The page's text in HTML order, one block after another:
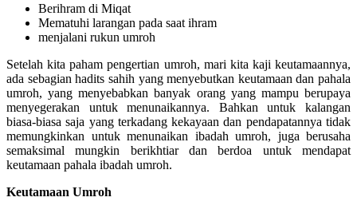
Berihram di Miqat
Mematuhi larangan pada saat ihram
menjalani rukun umroh
Setelah kita paham pengertian umroh, mari kita kaji keutamaannya,
ada sebagian hadits sahih yang menyebutkan keutamaan dan pahala
umroh, yang menyebabkan banyak orang yang mampu berupaya
menyegerakan untuk menunaikannya. Bahkan untuk kalangan
biasa-biasa saja yang terkadang kekayaan dan pendapatannya tidak
memungkinkan untuk menunaikan ibadah umroh, juga berusaha
semaksimal mungkin berikhtiar dan berdoa untuk mendapat
keutamaan pahala ibadah umroh.
Keutamaan Umroh